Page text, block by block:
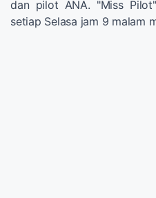
dan pilot ANA. "Miss
setiap Selasa jam 9 malam